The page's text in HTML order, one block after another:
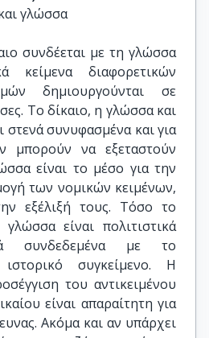
γλώσσα
συνδέεται με τη γλώσσα
κείμενα διαφορετικών
δημιουργούνται σε
Το δίκαιο, η γλώσσα και
στενά συνυφασμένα και για
μπορούν να εξεταστούν
είναι το μέσο για την
των νομικών κειμένων,
εξέλιξή τους. Τόσο το
είναι πολιτιστικά
συνδεδεμένα με το
συγκείμενο. Η
του αντικειμένου
είναι απαραίτητη για
Ακόμα και αν υπάρχει